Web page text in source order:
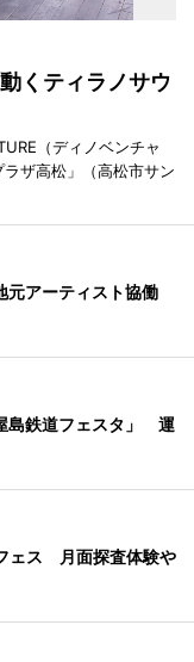
くティラノサウ
（ディノベンチャ
ザ高松」（高松市サン
元アーティスト協働
島鉄道フェスタ」 運
ェス 月面探査体験や